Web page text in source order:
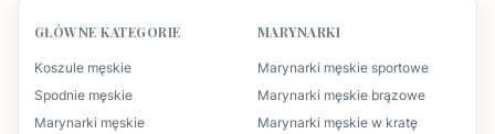
GŁÓWNE KATEGORIE
Koszule męskie
Spodnie męskie
Marynarki męskie
MARYNARKI
Marynarki męskie sportowe
Marynarki męskie brązowe
Marynarki męskie w kratę